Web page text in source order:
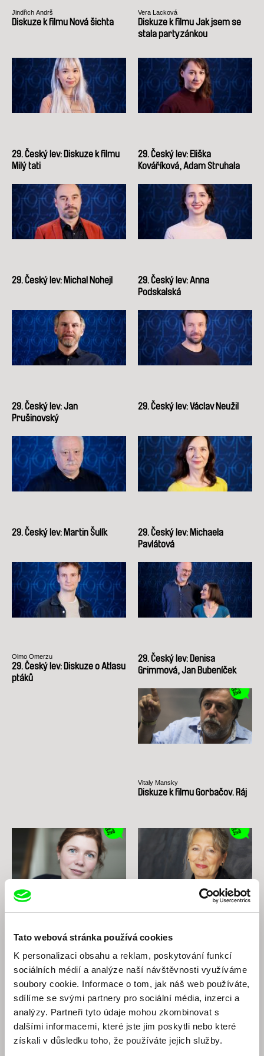
Tato webová stránka používá cookies
K personalizaci obsahu a reklam, poskytování funkcí
sociálních médií a analýze naší návštěvnosti využíváme
soubory cookie. Informace o tom, jak náš web používáte,
sdílíme se svými partnery pro sociální média, inzerci a
analýzy. Partneři tyto údaje mohou zkombinovat s
dalšími informacemi, které jste jim poskytli nebo které
získali v důsledku toho, že používáte jejich služby.
Jindřich Andrš
Diskuze k filmu Nová šichta
Vera Lacková
Diskuze k filmu Jak jsem se
stala partyzánkou
29. Český lev: Diskuze k filmu
Milý tati
29. Český lev: Eliška
Kováříková, Adam Struhala
29. Český lev: Michal Nohejl
29. Český lev: Anna
Podskalská
29. Český lev: Jan
Prušinovský
29. Český lev: Václav Neužil
29. Český lev: Martin Šulík
29. Český lev: Michaela
Pavlátová
Olmo Omerzu
29. Český lev: Diskuze o Atlasu
ptáků
29. Český lev: Denisa
Grimmová, Jan Bubeníček
Vitaly Mansky
Diskuze k filmu Gorbačov. Ráj
Diskuze k filmu Každá minuta
života
Diskuze k filmu Anny